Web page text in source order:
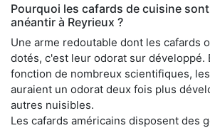
Pourquoi les cafards de cuisine
anéantir à Reyrieux ?
Une arme redoutable dont les cafards
dotés, c'est leur odorat sur développé.
fonction de nombreux scientifiques,
auraient un odorat deux fois plus
autres nuisibles.
Les cafards américains disposent des